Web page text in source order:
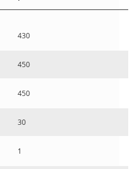
430
450
450
30
1